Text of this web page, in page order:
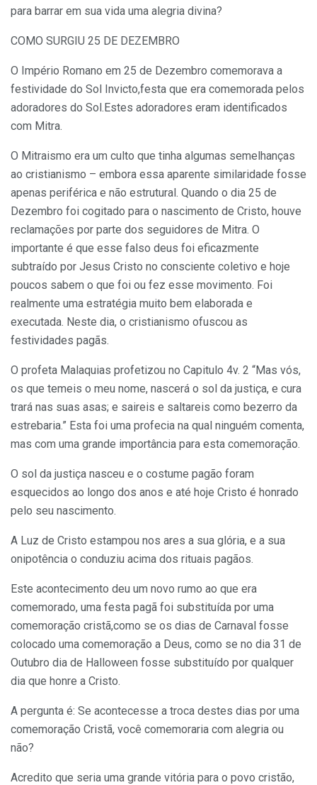
para barrar em sua vida uma alegria divina?
COMO SURGIU 25 DE DEZEMBRO
O Império Romano em 25 de Dezembro comemorava a
festividade do Sol Invicto,festa que era comemorada pelos
adoradores do Sol.Estes adoradores eram identificados
com Mitra.
O Mitraismo era um culto que tinha algumas semelhanças
ao cristianismo – embora essa aparente similaridade fosse
apenas periférica e não estrutural. Quando o dia 25 de
Dezembro foi cogitado para o nascimento de Cristo, houve
reclamações por parte dos seguidores de Mitra. O
importante é que esse falso deus foi eficazmente
subtraído por Jesus Cristo no consciente coletivo e hoje
poucos sabem o que foi ou fez esse movimento. Foi
realmente uma estratégia muito bem elaborada e
executada. Neste dia, o cristianismo ofuscou as
festividades pagãs.
O profeta Malaquias profetizou no Capitulo 4v. 2 “Mas vós,
os que temeis o meu nome, nascerá o sol da justiça, e cura
trará nas suas asas; e saireis e saltareis como bezerro da
estrebaria.” Esta foi uma profecia na qual ninguém comenta,
mas com uma grande importância para esta comemoração.
O sol da justiça nasceu e o costume pagão foram
esquecidos ao longo dos anos e até hoje Cristo é honrado
pelo seu nascimento.
A Luz de Cristo estampou nos ares a sua glória, e a sua
onipotência o conduziu acima dos rituais pagãos.
Este acontecimento deu um novo rumo ao que era
comemorado, uma festa pagã foi substituída por uma
comemoração cristã,como se os dias de Carnaval fosse
colocado uma comemoração a Deus, como se no dia 31 de
Outubro dia de Halloween fosse substituído por qualquer
dia que honre a Cristo.
A pergunta é: Se acontecesse a troca destes dias por uma
comemoração Cristã, você comemoraria com alegria ou
não?
Acredito que seria uma grande vitória para o povo cristão,